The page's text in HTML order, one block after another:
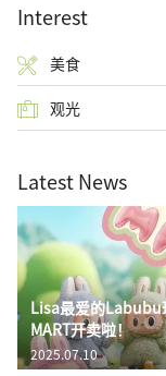
Interest
美食
观光
Latest News
Lisa最爱的Labubu
MART开卖啦！
2025.07.10